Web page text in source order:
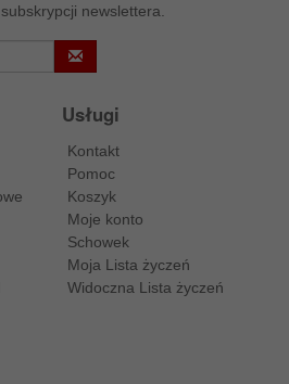
newslettera.
Usługi
Kontakt
Pomoc
Koszyk
Moje konto
Schowek
Moja Lista życzeń
Widoczna Lista życzeń